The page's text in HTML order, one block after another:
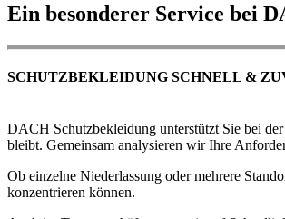
Ein besonderer Service bei
SCHUTZBEKLEIDUNG SCHNELL &
DACH Schutzbekleidung unterstützt Sie bei
bleibt. Gemeinsam analysieren wir Ihre
Ob einzelne Niederlassung oder mehrere
konzentrieren können.